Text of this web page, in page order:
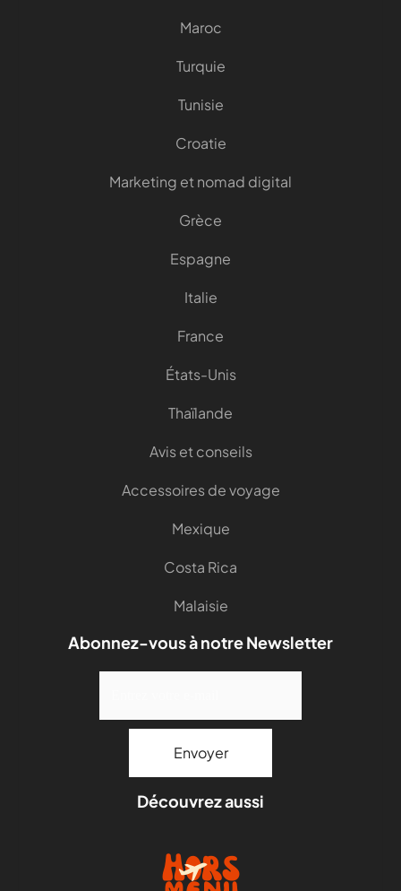
Maroc
Turquie
Tunisie
Croatie
Marketing et nomad digital
Grèce
Espagne
Italie
France
États-Unis
Thaïlande
Avis et conseils
Accessoires de voyage
Mexique
Costa Rica
Malaisie
Abonnez-vous à notre Newsletter
Découvrez aussi